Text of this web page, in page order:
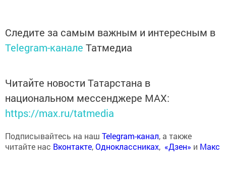
Следите за самым важным и интересным в
Telegram-канале Татмедиа
Читайте новости Татарстана в
национальном мессенджере MАХ:
https://max.ru/tatmedia
Подписывайтесь на наш Telegram-канал, а также
читайте нас Вконтакте,Одноклассниках, «Дзен» и Макс